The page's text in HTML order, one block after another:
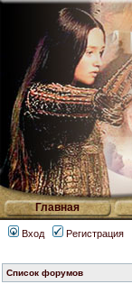
Главная
Вход Регистрация
Список форумов